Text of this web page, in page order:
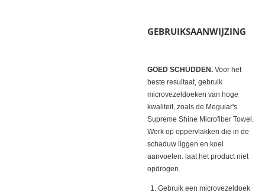
GEBRUIKSAANWIJZING
GOED SCHUDDEN. Voor het
beste resultaat, gebruik
microvezeldoeken van hoge
kwaliteit, zoals de Meguiar's
Supreme Shine Microfiber Towel.
Werk op oppervlakken die in de
schaduw liggen en koel
aanvoelen. laat het product niet
opdrogen.
Gebruik een microvezeldoek